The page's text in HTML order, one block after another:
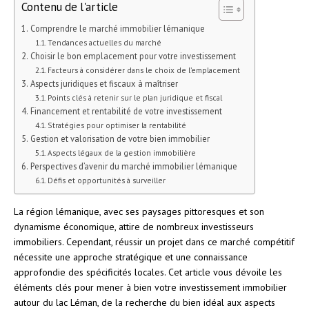
Contenu de l'article
Comprendre le marché immobilier lémanique
Tendances actuelles du marché
Choisir le bon emplacement pour votre investissement
Facteurs à considérer dans le choix de l’emplacement
Aspects juridiques et fiscaux à maîtriser
Points clés à retenir sur le plan juridique et fiscal
Financement et rentabilité de votre investissement
Stratégies pour optimiser la rentabilité
Gestion et valorisation de votre bien immobilier
Aspects légaux de la gestion immobilière
Perspectives d’avenir du marché immobilier lémanique
Défis et opportunités à surveiller
La région lémanique, avec ses paysages pittoresques et son
dynamisme économique, attire de nombreux investisseurs
immobiliers. Cependant, réussir un projet dans ce marché compétitif
nécessite une approche stratégique et une connaissance
approfondie des spécificités locales. Cet article vous dévoile les
éléments clés pour mener à bien votre investissement immobilier
autour du lac Léman, de la recherche du bien idéal aux aspects